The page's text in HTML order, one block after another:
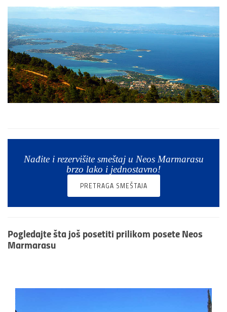
Nađite i rezervišite smeštaj u Neos Marmarasu
brzo lako i jednostavno!
PRETRAGA SMEŠTAJA
Pogledajtešta još posetiti prilikom poseteNeos
Marmarasu